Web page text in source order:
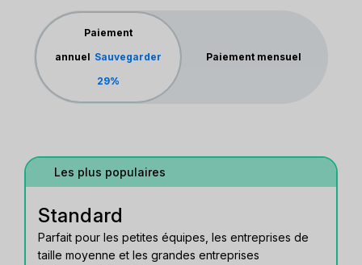
Paiement
annuel Sauvegarder
29%
Paiement mensuel
Les plus populaires
Standard
Parfait pour les petites équipes, les entreprises de
taille moyenne et les grandes entreprises